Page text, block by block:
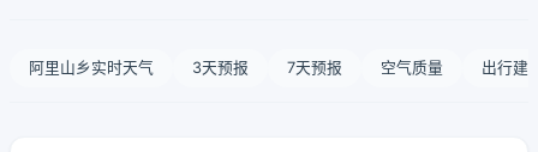
阿里山乡实时天气 3天预报 7天预报 空气质量 出行建